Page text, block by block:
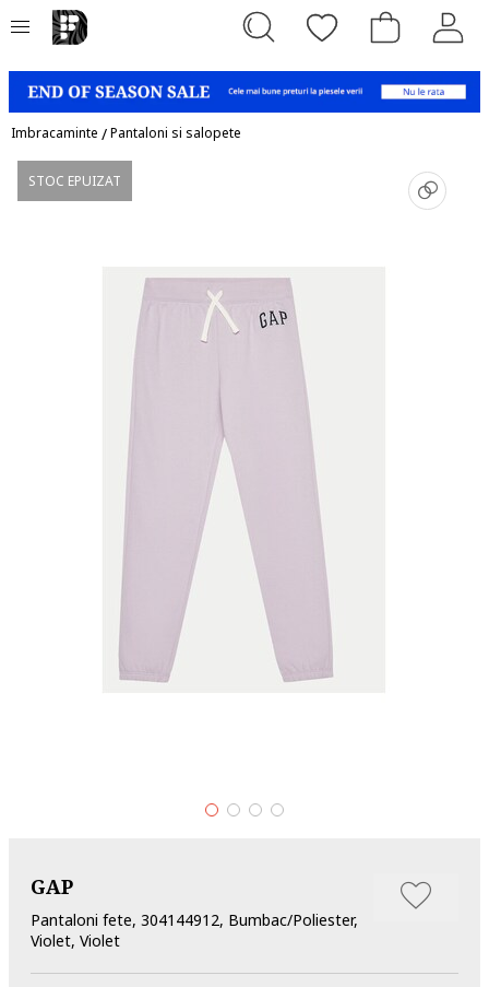
Imbracaminte /Pantaloni si salopete
STOC EPUIZAT
GAP
Pantaloni fete, 304144912, Bumbac/Poliester,
Violet, Violet